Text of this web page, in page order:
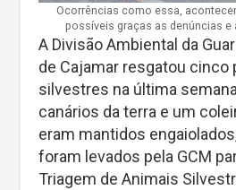
Ocorrências como essa,
possíveis graças as denúncias e
A Divisão Ambiental da
de Cajamar resgatou cinco
silvestres na última
canários da terra e um
eram mantidos
foram levados pela GCM
Triagem de Animais